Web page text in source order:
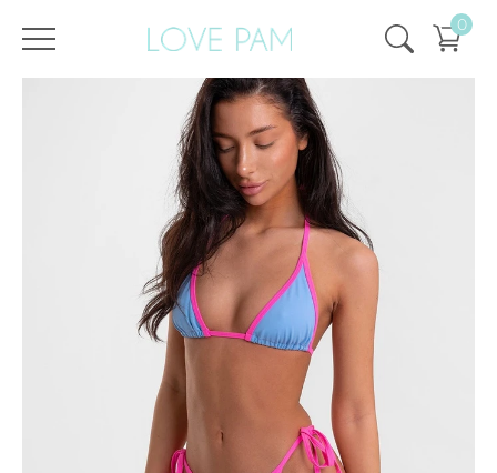
0
Всі купальники Топи і плавки Аврора Топ Аврора Астро